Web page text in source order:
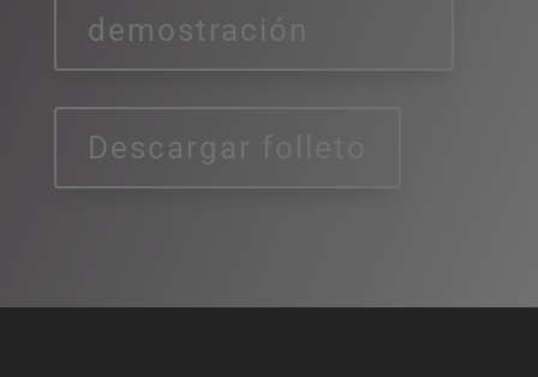
demostración
Descargar folleto